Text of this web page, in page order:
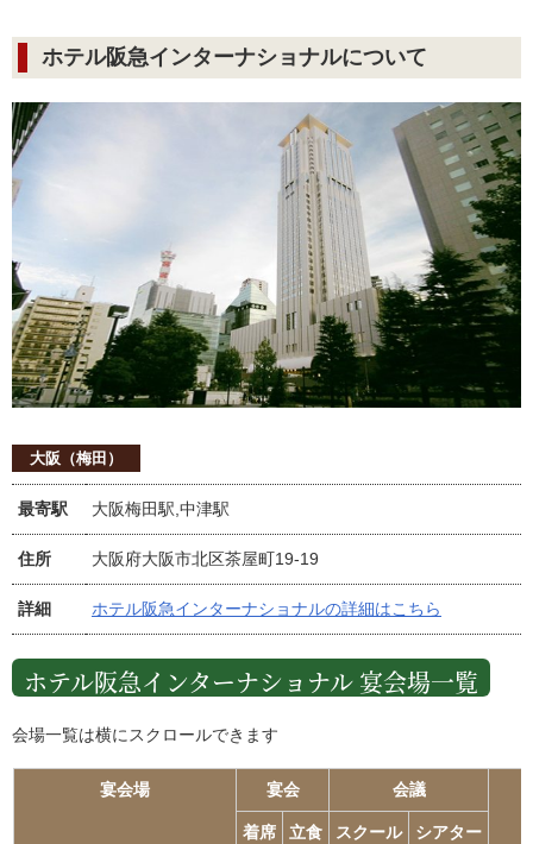
ホテル阪急インターナショナルについて
大阪（梅田）
最寄駅 大阪梅田駅,中津駅
住所 大阪府大阪市北区茶屋町19-19
詳細 ホテル阪急インターナショナルの詳細はこちら
ホテル阪急インターナショナル 宴会場一覧
会場一覧は横にスクロールできます
宴会場 宴会 会議
着席 立食 スクール シアター